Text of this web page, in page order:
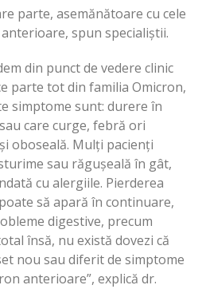
parte, asemănătoare cu cele
spun specialiștii.
din punct de vedere clinic
parte tot din familia Omicron,
simptome sunt: durere în
care curge, febră ori
oboseală. Mulți pacienți
sau răgușeală în gât,
cu alergiile. Pierderea
să apară în continuare,
digestive, precum
însă, nu există dovezi că
nou sau diferit de simptome
anterioare”, explică dr.